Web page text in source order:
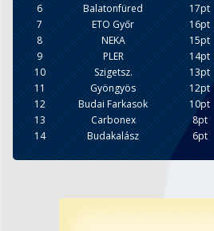
6
Balatonfüred
17pt
7
ETO Győr
16pt
8
NEKA
15pt
9
PLER
14pt
10
Szigetsz.
13pt
11
Gyöngyös
12pt
12
Budai Farkasok
10pt
13
Carbonex
8pt
14
Budakalász 6pt